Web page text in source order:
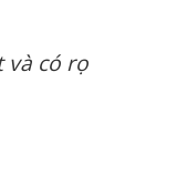
và có rọ